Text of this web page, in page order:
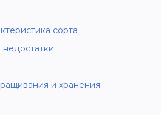
сорта
и хранения